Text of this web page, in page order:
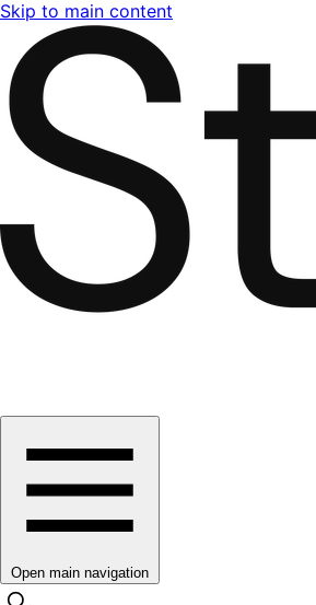
Skip to main content
Open main navigation